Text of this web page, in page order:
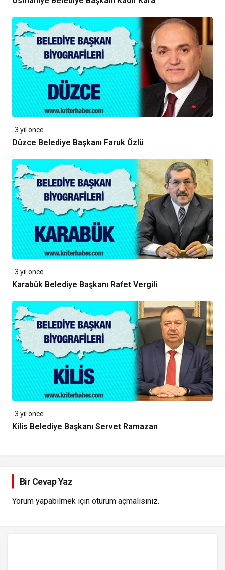
3 yıl önce
Düzce Belediye Başkanı Faruk Özlü
3 yıl önce
Karabük Belediye Başkanı Rafet Vergili
3 yıl önce
Kilis Belediye Başkanı Servet Ramazan
Bir Cevap Yaz
Yorum yapabilmek için oturum açmalısınız.